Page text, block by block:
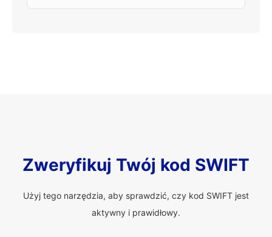
Zweryfikuj Twój kod SWIFT
Użyj tego narzędzia, aby sprawdzić, czy kod SWIFT jest
aktywny i prawidłowy.